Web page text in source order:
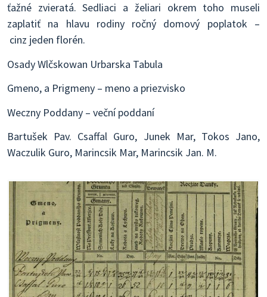
ťažné zvieratá. Sedliaci a želiari okrem toho museli
zaplatiť na hlavu rodiny ročný domový poplatok –
cinz jeden florén.
Osady Wlčskowan Urbarska Tabula
Gmeno, a Prigmeny – meno a priezvisko
Weczny Poddany – veční poddaní
Bartušek Pav. Csaffal Guro, Junek Mar, Tokos Jano,
Waczulik Guro, Marincsik Mar, Marincsik Jan. M.